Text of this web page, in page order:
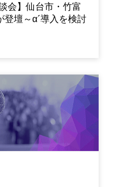
会】仙台市・竹富
壇～α´導入を検討